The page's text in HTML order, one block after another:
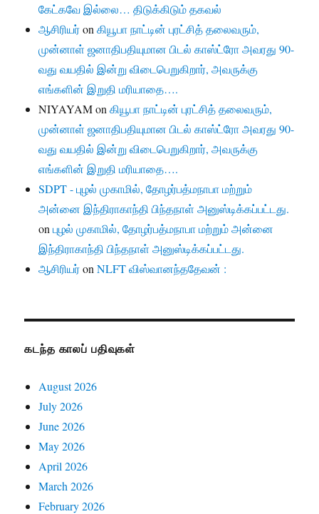
கேட்கவே இல்லை… திடுக்கிடும் தகவல்
ஆசிரியர்onகியூபா நாட்டின் புரட்சித் தலைவரும்,
முன்னாள் ஜனாதிபதியுமான பிடல் காஸ்ட்ரோ அவரது 90-
வது வயதில் இன்று விடைபெறுகிறார், அவருக்கு
எங்களின் இறுதி மரியாதை….
NIYAYAMonகியூபா நாட்டின் புரட்சித் தலைவரும்,
முன்னாள் ஜனாதிபதியுமான பிடல் காஸ்ட்ரோ அவரது 90-
வது வயதில் இன்று விடைபெறுகிறார், அவருக்கு
எங்களின் இறுதி மரியாதை….
SDPT - புழல் முகாமில், தோழர்பத்மநாபா மற்றும்
அன்னை இந்திராகாந்தி பிந்தநாள் அனுஸ்டிக்கப்பட்டது.
onபுழல் முகாமில், தோழர்பத்மநாபா மற்றும் அன்னை
இந்திராகாந்தி பிந்தநாள் அனுஸ்டிக்கப்பட்டது.
ஆசிரியர்onNLFT விஸ்வானந்ததேவன் :
கடந்த காலப் பதிவுகள்
August 2026
July 2026
June 2026
May 2026
April 2026
March 2026
February 2026